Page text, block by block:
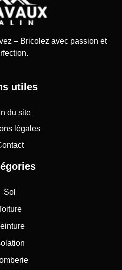
– Bricolez avec passion et
utiles
du site
légales
Sol